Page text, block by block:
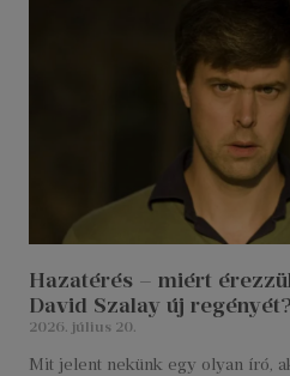
Hazatérés – miért
David Szalay új
2026. július 20.
Mit jelent nekünk egy olyan író,